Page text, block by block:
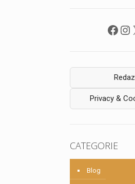
Privacy &
CATEGORIE
Blog